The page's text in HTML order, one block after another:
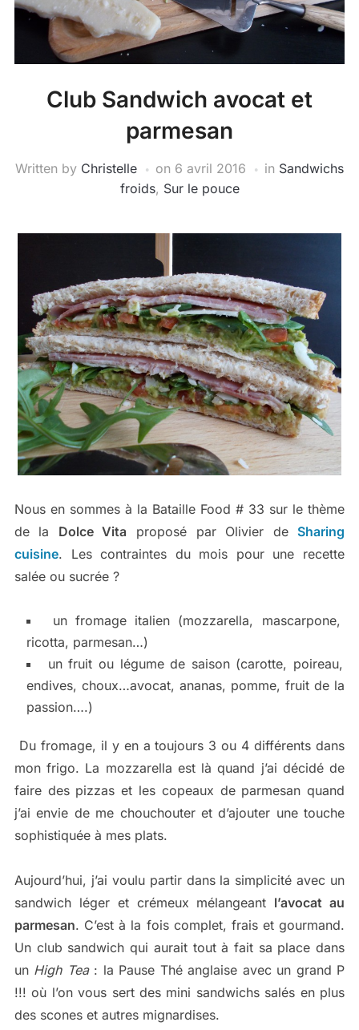
Club Sandwich avocat et
parmesan
Written by Christelle on 6 avril 2016 in Sandwichs
froids, Sur le pouce
Nous en sommes à la Bataille Food # 33 sur le thème
de la Dolce Vita proposé par Olivier de Sharing
cuisine. Les contraintes du mois pour une recette
salée ou sucrée ?
un fromage italien (mozzarella, mascarpone,
ricotta, parmesan…)
un fruit ou légume de saison (carotte, poireau,
endives, choux…avocat, ananas, pomme, fruit de la
passion….)
Du fromage, il y en a toujours 3 ou 4 différents dans
mon frigo. La mozzarella est là quand j’ai décidé de
faire des pizzas et les copeaux de parmesan quand
j’ai envie de me chouchouter et d’ajouter une touche
sophistiquée à mes plats.
Aujourd’hui, j’ai voulu partir dans la simplicité avec un
sandwich léger et crémeux mélangeant l’avocat au
parmesan. C’est à la fois complet, frais et gourmand.
Un club sandwich qui aurait tout à fait sa place dans
un High Tea : la Pause Thé anglaise avec un grand P
!!! où l’on vous sert des mini sandwichs salés en plus
des scones et autres mignardises.